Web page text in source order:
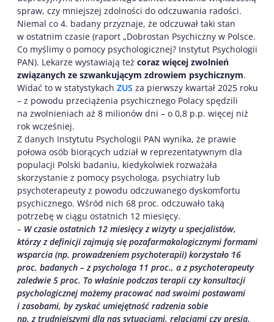
spraw, czy mniejszej zdolności do odczuwania radości.
Niemal co 4. badany przyznaje, że odczuwał taki stan
w ostatnim czasie (raport „Dobrostan Psychiczny w Polsce.
Co myślimy o pomocy psychologicznej? Instytut Psychologii
PAN). Lekarze wystawiają też coraz więcej zwolnień
związanych ze szwankującym zdrowiem psychicznym.
Widać to w statystykach ZUS za pierwszy kwartał 2025 roku
– z powodu przeciążenia psychicznego Polacy spędzili
na zwolnieniach aż 8 milionów dni – o 0,8 p.p. więcej niż
rok wcześniej.
Z danych Instytutu Psychologii PAN wynika, że prawie
połowa osób biorących udział w reprezentatywnym dla
populacji Polski badaniu, kiedykolwiek rozważała
skorzystanie z pomocy psychologa, psychiatry lub
psychoterapeuty z powodu odczuwanego dyskomfortu
psychicznego. Wśród nich 68 proc. odczuwało taką
potrzebę w ciągu ostatnich 12 miesięcy.
– W czasie ostatnich 12 miesięcy z wizyty u specjalistów,
którzy z definicji zajmują się pozafarmakologicznymi formami
wsparcia (np. prowadzeniem psychoterapii) korzystało 16
proc. badanych – z psychologa 11 proc., a z psychoterapeuty
zaledwie 5 proc. To właśnie podczas terapii czy konsultacji
psychologicznej możemy pracować nad swoimi postawami
i zasobami, by zyskać umiejętność radzenia sobie
np. z trudniejszymi dla nas sytuacjami, relacjami czy presją.